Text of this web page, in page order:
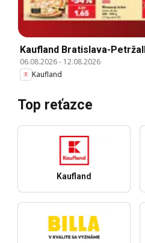
Kaufland Bratislava-
06.08.2026- 12.08.2026
Kaufland
Top reťazce
Kaufland